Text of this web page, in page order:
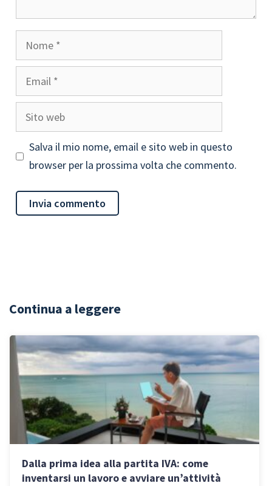
Nome
Email
Sito
web
Salva il mio nome, email e sito web in questo
browser per la prossima volta che commento.
Continua a leggere
Dalla prima idea alla partita IVA: come
inventarsi un lavoro e avviare un’attività